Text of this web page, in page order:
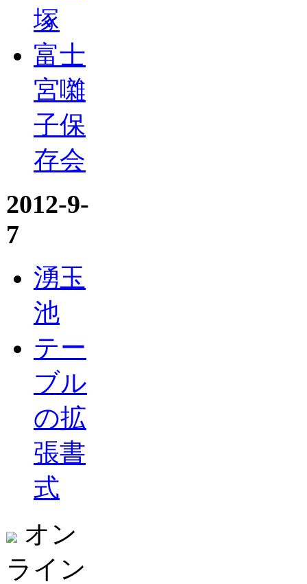
塚
富士
宮囃
子保
存会
2012-9-
7
湧玉
池
テー
ブル
の拡
張書
式
オン
ライン